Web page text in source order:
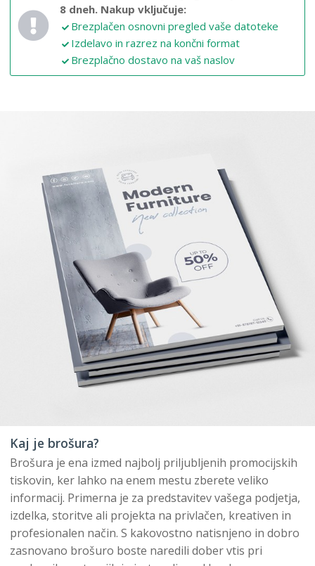
8 dneh. Nakup vključuje:
Brezplačen osnovni pregled vaše datoteke
Izdelavo in razrez na končni format
Brezplačno dostavo na vaš naslov
Kaj je brošura?
Brošura je ena izmed najbolj priljubljenih promocijskih
tiskovin, ker lahko na enem mestu zberete veliko
informacij. Primerna je za predstavitev vašega podjetja,
izdelka, storitve ali projekta na privlačen, kreativen in
profesionalen način. S kakovostno natisnjeno in dobro
zasnovano brošuro boste naredili dober vtis pri